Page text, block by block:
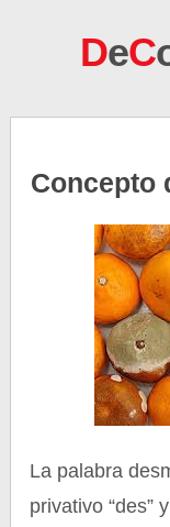
DeC
Concepto
La palabra
privativo “des”